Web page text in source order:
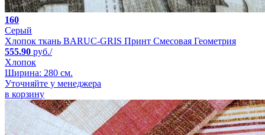
160
Серый
Хлопок ткань BARUC-GRIS Принт Смесовая Геометрия
555.90 руб./
Хлопок
Ширина: 280 см.
Уточняйте у менеджера
в корзину